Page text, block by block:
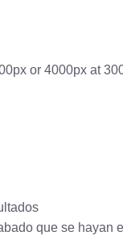
or 4000px at
que se hayan